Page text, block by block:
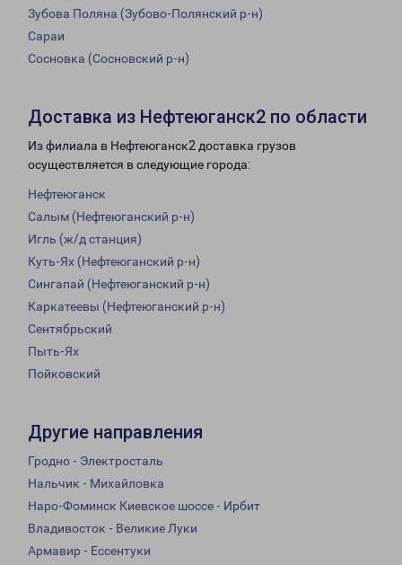
Зубова Поляна (Зубово-Полянский р-н)
Сараи
Сосновка (Сосновский р-н)
Доставка из Нефтеюганск2 по области
Из филиала в Нефтеюганск2 доставка грузов
осуществляется в следующие города:
Нефтеюганск
Салым (Нефтеюганский р-н)
Игль (ж/д станция)
Куть-Ях (Нефтеюганский р-н)
Сингапай (Нефтеюганский р-н)
Каркатеевы (Нефтеюганский р-н)
Сентябрьский
Пыть-Ях
Пойковский
Другие направления
Гродно - Электросталь
Нальчик - Михайловка
Наро-Фоминск Киевское шоссе - Ирбит
Владивосток - Великие Луки
Армавир - Ессентуки